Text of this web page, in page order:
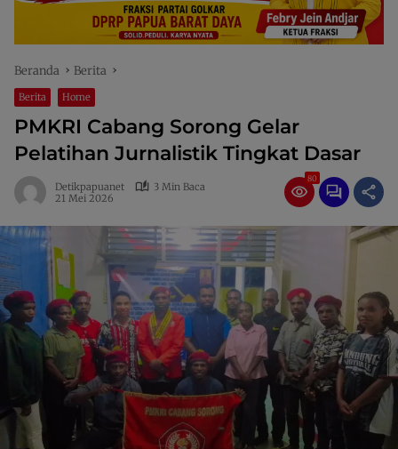
Beranda Berita
Berita Home
PMKRI Cabang Sorong Gelar
Pelatihan Jurnalistik Tingkat Dasar
Detikpapuanet
3 Min Baca
21 Mei 2026
80